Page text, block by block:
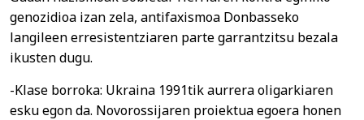
genozidioa izan zela, antifaxismoa Donbasseko
langileen erresistentziaren parte garrantzitsu bezala
ikusten dugu.
-Klase borroka: Ukraina 1991tik aurrera oligarkiaren
esku egon da. Novorossijaren proiektua egoera honen